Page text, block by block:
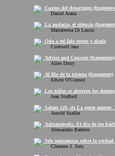
Cantos del desarraigo
Daniel Arana
La audacia, el silencio
Mariateresa Di Lascia
Oda a mi falo erecto y alado
Cronwell Jara
Advise and Consent (fragmento)
Allen Drury
Al filo de la tristeza (fragmento)
Edwin O'Connor
Los niños se aburren los
Jean Stafford
Salmo 126, de La gente miente.
Arnold Stadler
Adrianópolis. El día de los
Alessandro Barbero
Seis miniaturas sobre la verdad
Clemens J. Setz